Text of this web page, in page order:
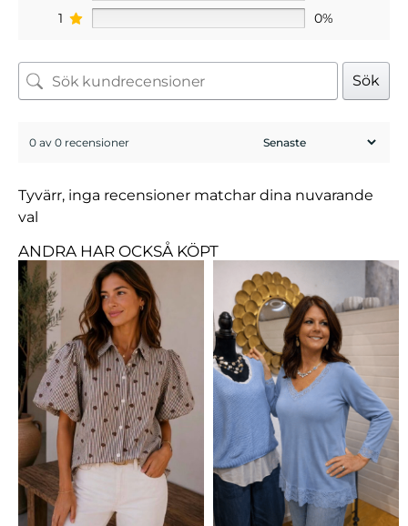
1
0%
Sök
0 av 0 recensioner
Tyvärr, inga recensioner matchar dina nuvarande
val
ANDRA HAR OCKSÅ KÖPT